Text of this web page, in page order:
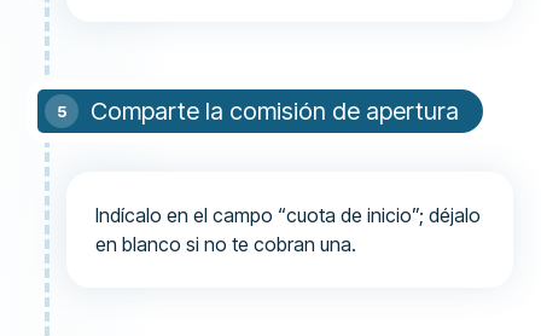
Comparte la comisión de apertura
Indícalo en el campo “cuota de inicio”; déjalo
en blanco si no te cobran una.